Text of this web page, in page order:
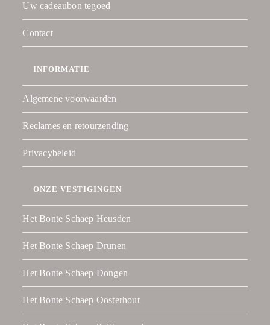
Uw cadeaubon tegoed
Contact
INFORMATIE
Algemene voorwaarden
Reclames en retourzending
Privacybeleid
ONZE VESTIGINGEN
Het Bonte Schaep Heusden
Het Bonte Schaep Drunen
Het Bonte Schaep Dongen
Het Bonte Schaep Oosterhout